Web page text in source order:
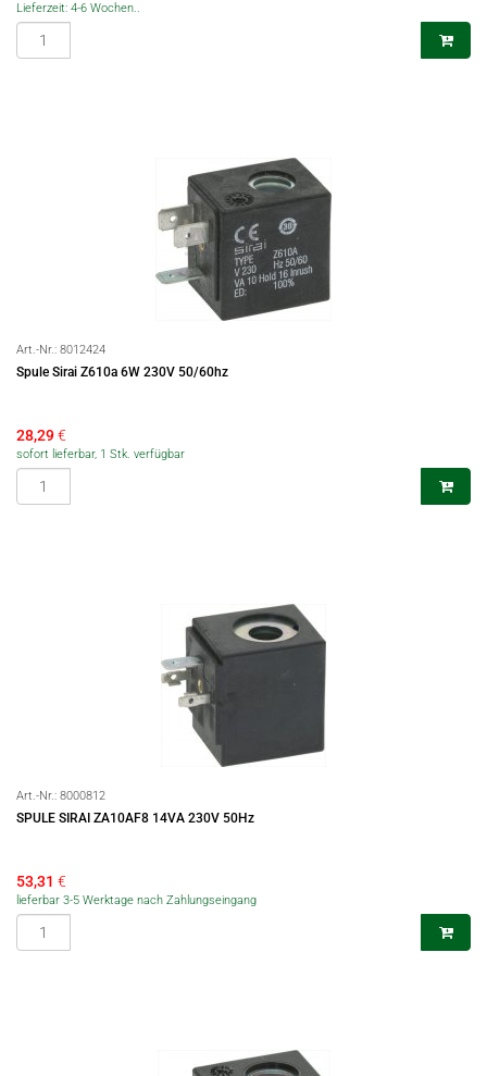
Lieferzeit: 4-6 Wochen..
Art.-Nr.: 8012424
Spule Sirai Z610a 6W 230V 50/60hz
28,29€
sofort lieferbar, 1 Stk. verfügbar
Art.-Nr.: 8000812
SPULE SIRAI ZA10AF8 14VA 230V 50Hz
53,31 €
lieferbar 3-5 Werktage nach Zahlungseingang